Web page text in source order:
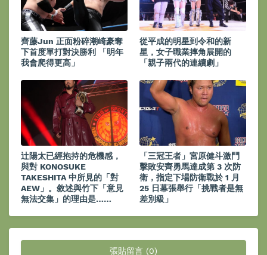
齊藤Jun 正面粉碎潮崎豪奪
下首度單打對決勝利 「明年
我會爬得更高」
從平成的明星到令和的新
星，女子職業摔角展開的
「親子兩代的連續劇」
辻陽太已經抱持的危機感，
與對 KONOSUKE
TAKESHITA 中所見的「對
AEW」。敘述與竹下「意見
無法交集」的理由是……
「三冠王者」宮原健斗激鬥
擊敗安齊勇馬達成第 3 次防
衛，指定下場防衛戰於 1 月
25 日幕張舉行「挑戰者是無
差別級」
張貼留言 (0)